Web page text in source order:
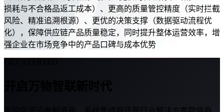
损耗与不合格品返工成本）、更高的质量管控精度（实时拦截
风险、精准追溯根源）、更优的决策支撑（数据驱动流程优
化），保障供应链产品质量稳定，同时提升整体运营效率，增
强企业在市场竞争中的产品口碑与成本优势